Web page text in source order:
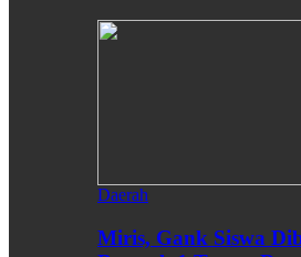
Daerah
Miris, Gank Siswa